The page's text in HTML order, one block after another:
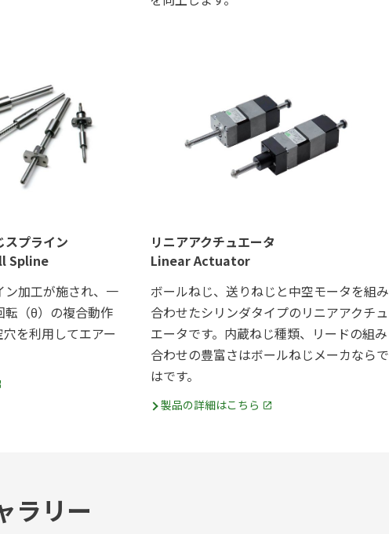
スプライン
Spline
ン加工が施され、一
（θ）の複合動作
を利用してエアー
リニアアクチュエータ
Linear Actuator
ボールねじ、送りねじと中空モータを組み
合わせたシリンダタイプのリニアアクチュ
エータです。内蔵ねじ種類、リードの組み
合わせの豊富さはボールねじメーカならで
はです。
製品の詳細はこちら
ラリー